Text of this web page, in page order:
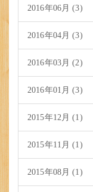
2016年06月 (3)
2016年04月 (3)
2016年03月 (2)
2016年01月 (3)
2015年12月 (1)
2015年11月 (1)
2015年08月 (1)